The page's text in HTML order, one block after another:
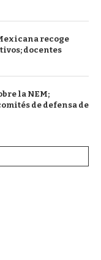
recoge
docentes
la NEM;
de defensa de